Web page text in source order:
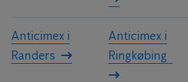
Anticimex i
Randers
Anticimex i
Ringkøbing